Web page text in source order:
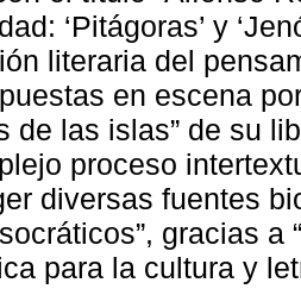
‘Pitágoras’ y
literaria del
en escena
de las islas” de su
proceso
diversas fuentes
gracias
para la cultura y